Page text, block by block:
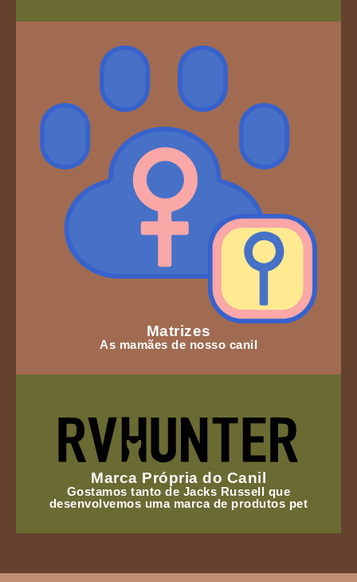
Matrizes
As mamães de nosso canil
Marca Própria do Canil
Gostamos tanto de Jacks Russell que
desenvolvemos uma marca de produtos pet